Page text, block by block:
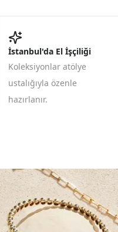
İstanbul'da El İşçiliği
Koleksiyonlar atölye
ustalığıyla özenle
hazırlanır.